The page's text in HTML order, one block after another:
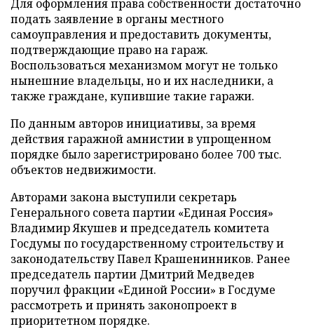
Для оформления права собственности достаточно
подать заявление в органы местного
самоуправления и предоставить документы,
подтверждающие право на гараж.
Воспользоваться механизмом могут не только
нынешние владельцы, но и их наследники, а
также граждане, купившие такие гаражи.
По данным авторов инициативы, за время
действия гаражной амнистии в упрощенном
порядке было зарегистрировано более 700 тыс.
объектов недвижимости.
Авторами закона выступили секретарь
Генерального совета партии «Единая Россия»
Владимир Якушев и председатель комитета
Госдумы по государственному строительству и
законодательству Павел Крашенинников. Ранее
председатель партии Дмитрий Медведев
поручил фракции «Единой России» в Госдуме
рассмотреть и принять законопроект в
приоритетном порядке.